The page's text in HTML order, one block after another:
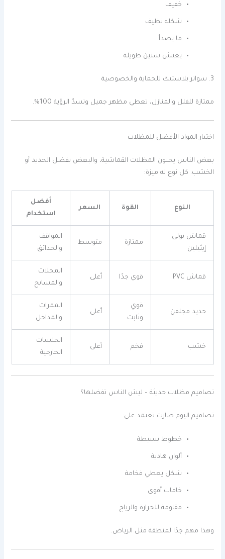
خفيف
شكله نظيف
ما يصدأ
يعيش سنين طويلة
3. سواتر بلاستيك للحماية والخصوصية
ممتازة للفلل والمنازل، تعطي مظهر جميل وتسدّ الرؤية 100%.
اختيار المواد الأفضل للمظلات
بعض الناس يحبون المظلات القماشية، والبعض يفضل الحديد أو
الخشب. كل نوع له ميزة:
النوع القوة السعر
أفضل
استخدام
قماش بولي
إيثيلين
ممتازة متوسط
المواقف
والحدائق
قماش PVC قوي جدًا أعلى
المحلات
والمسابح
حديد مجلفن
قوي
وثابت
أعلى
الممرات
والمداخل
خشب فخم أعلى
الجلسات
الخارجية
تصاميم مظلات حديثة – ليش الناس تفضلها؟
تصاميم اليوم صارت تعتمد على:
خطوط بسيطة
ألوان هادية
شكل يعطي فخامة
خامات أقوى
مقاومة للحرارة والرياح
وهذا مهم جدًا لمنطقة مثل الرياض.